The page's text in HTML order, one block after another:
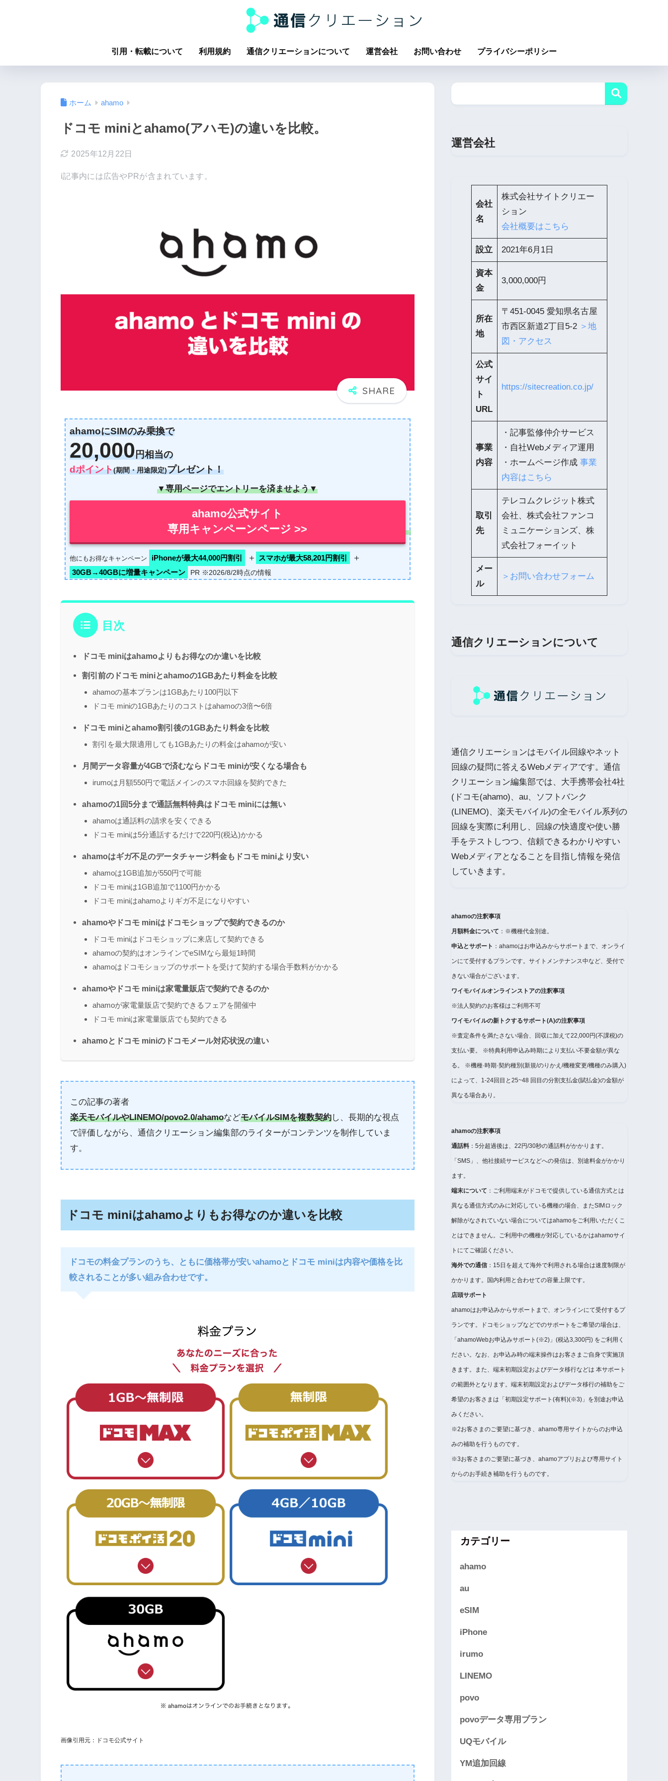
引用・転載について 利用規約 通信クリエーションについて 運営会社 お問い合わせ プライバシーポリシー
ホーム ahamo
ドコモ miniとahamo(アハモ)の違いを比較。
2025年12月22日
ℹ︎記事内には広告やPRが含まれています。
ahamoにSIMのみ乗換で
20,000円相当の
dポイント(期間・用途限定)プレゼント！
▼専用ページでエントリーを済ませよう▼
ahamo公式サイト
専用キャンペーンページ >>
他にもお得なキャンペーン iPhoneが最大44,000円割引 ＋ スマホが最大58,201円割引 ＋
30GB→40GBに増量キャンペーン PR ※2026/8/2時点の情報
目次
ドコモ miniはahamoよりもお得なのか違いを比較
割引前のドコモ miniとahamoの1GBあたり料金を比較
ahamoの基本プランは1GBあたり100円以下
ドコモ miniの1GBあたりのコストはahamoの3倍〜6倍
ドコモ miniとahamo割引後の1GBあたり料金を比較
割引を最大限適用しても1GBあたりの料金はahamoが安い
月間データ容量が4GBで済むならドコモ miniが安くなる場合も
irumoは月額550円で電話メインのスマホ回線を契約できた
ahamoの1回5分まで通話無料特典はドコモ miniには無い
ahamoは通話料の請求を安くできる
ドコモ miniは5分通話するだけで220円(税込)かかる
ahamoはギガ不足のデータチャージ料金もドコモ miniより安い
ahamoは1GB追加が550円で可能
ドコモ miniは1GB追加で1100円かかる
ドコモ miniはahamoよりギガ不足になりやすい
ahamoやドコモ miniはドコモショップで契約できるのか
ドコモ miniはドコモショップに来店して契約できる
ahamoの契約はオンラインでeSIMなら最短1時間
ahamoはドコモショップのサポートを受けて契約する場合手数料がかかる
ahamoやドコモ miniは家電量販店で契約できるのか
ahamoが家電量販店で契約できるフェアを開催中
ドコモ miniは家電量販店でも契約できる
ahamoとドコモ miniのドコモメール対応状況の違い
この記事の著者
楽天モバイルやLINEMO/povo2.0/ahamoなどモバイルSIMを複数契約し、長期的な視点
で評価しながら、通信クリエーション編集部のライターがコンテンツを制作していま
す。
ドコモ miniはahamoよりもお得なのか違いを比較
ドコモの料金プランのうち、ともに価格帯が安いahamoとドコモ miniは内容や価格を比
較されることが多い組み合わせです。
画像引用元：ドコモ公式サイト
運営会社
会社
名
株式会社サイトクリエー
ション
会社概要はこちら
設立 2021年6月1日
資本
金
3,000,000円
所在
地
〒451-0045 愛知県名古屋
市西区新道2丁目5-2 ＞地
図・アクセス
公式
サイ
ト
URL
https://sitecreation.co.jp/
事業
内容
・記事監修仲介サービス
・自社Webメディア運用
・ホームページ作成事業
内容はこちら
取引
先
テレコムクレジット株式
会社、株式会社ファンコ
ミュニケーションズ、株
式会社フォーイット
メー
ル
＞お問い合わせフォーム
通信クリエーションについて
通信クリエーションはモバイル回線やネット
回線の疑問に答えるWebメディアです。通信
クリエーション編集部では、大手携帯会社4社
(ドコモ(ahamo)、au、ソフトバンク
(LINEMO)、楽天モバイル)の全モバイル系列の
回線を実際に利用し、回線の快適度や使い勝
手をテストしつつ、信頼できるわかりやすい
Webメディアとなることを目指し情報を発信
していきます。
ahamoの注釈事項
月額料金について ：※機種代金別途。
申込とサポート ：ahamoはお申込みからサポートまで、オンライ
ンにて受付するプランです。サイトメンテナンス中など、受付で
きない場合がございます。
ワイモバイルオンラインストアの注釈事項
※法人契約のお客様はご利用不可
ワイモバイルの新トクするサポート(A)の注釈事項
※査定条件を満たさない場合、回収に加えて22,000円(不課税)の
支払い要。 ※特典利用申込み時期により支払い不要金額が異な
る。 ※機種·時期·契約種別(新規/のりかえ/機種変更/機種のみ購入)
によって、1-24回目と25~48 回目の分割支払金(賦払金)の金額が
異なる場合あり。
ahamoの注釈事項
通話料 ：5分超過後は、22円/30秒の通話料がかかります。
「SMS」、他社接続サービスなどへの発信は、別途料金がかかり
ます。
端末について ：ご利用端末がドコモで提供している通信方式とは
異なる通信方式のみに対応している機種の場合、またSIMロック
解除がなされていない場合についてはahamoをご利用いただくこ
とはできません。ご利用中の機種が対応しているかはahamoサイ
トにてご確認ください。
海外での通信 ：15日を超えて海外で利用される場合は速度制限が
かかります。国内利用と合わせての容量上限です。
店頭サポート
ahamoはお申込みからサポートまで、オンラインにて受付するプ
ランです。ドコモショップなどでのサポートをご希望の場合は、
「ahamoWebお申込みサポート(※2)」(税込3,300円) をご利用く
ださい。なお、お申込み時の端末操作はお客さまご自身で実施頂
きます。また、端末初期設定およびデータ移行などは 本サポート
の範囲外となります。端末初期設定およびデータ移行の補助をご
希望のお客さまは「初期設定サポート(有料)(※3)」を別途お申込
みください。
※2お客さまのご要望に基づき、ahamo専用サイトからのお申込
みの補助を行うものです。
※3お客さまのご要望に基づき、ahamoアプリおよび専用サイト
からのお手続き補助を行うものです。
カテゴリー
ahamo
au
eSIM
iPhone
irumo
LINEMO
povo
povoデータ専用プラン
UQモバイル
YM追加回線